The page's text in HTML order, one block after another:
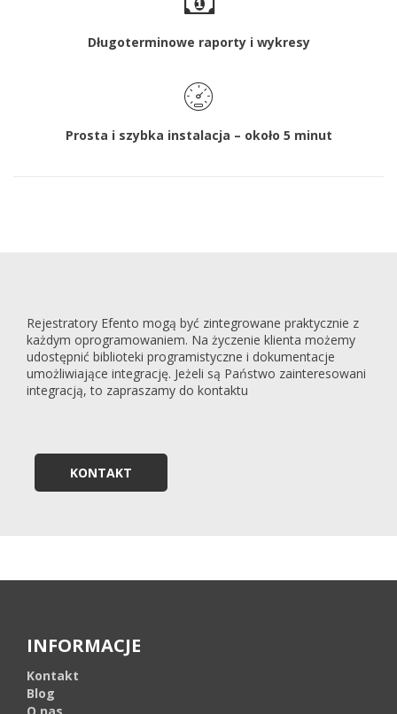
Długoterminowe raporty i wykresy
Prosta i szybka instalacja – około 5 minut
Rejestratory Efento mogą być zintegrowane praktycznie z
każdym oprogramowaniem. Na życzenie klienta możemy
udostępnić biblioteki programistyczne i dokumentacje
umożliwiające integrację. Jeżeli są Państwo zainteresowani
integracją, to zapraszamy do kontaktu
KONTAKT
INFORMACJE
Kontakt
Blog